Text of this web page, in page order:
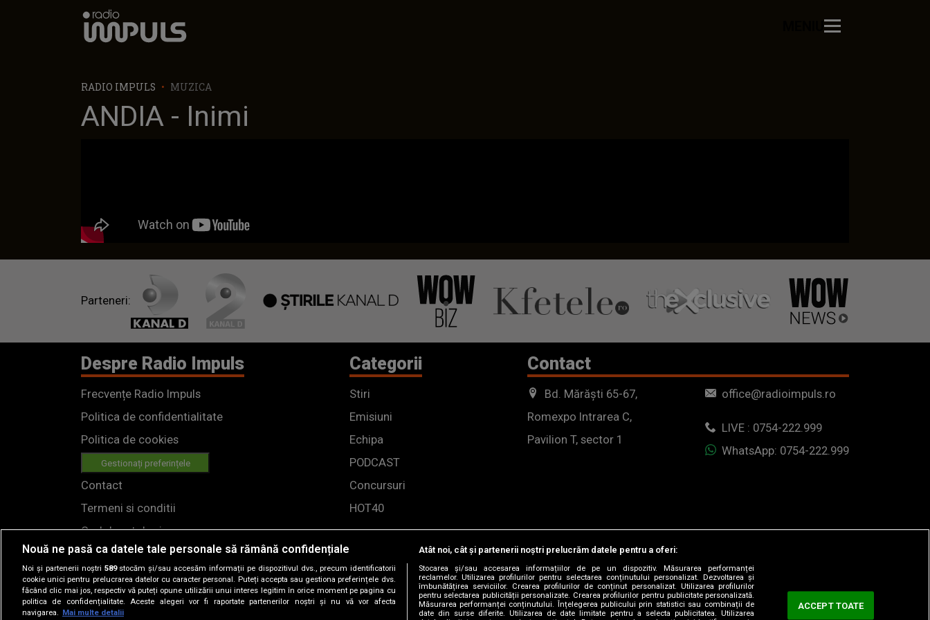
Radio Impuls
RADIO IMPULS MUZICA
ANDIA - Inimi
Parteneri:
Despre Radio Impuls
Frecvențe Radio Impuls
Politica de confidentialitate
Politica de cookies
Gestionați preferințele
Contact
Termeni si conditii
Cod deontologic
Regulamente
Categorii
Stiri
Emisiuni
Echipa
PODCAST
Concursuri
HOT40
Contact
Bd. Mărăști 65-67,
Romexpo Intrarea C,
Pavilion T, sector 1
office@radioimpuls.ro
LIVE : 0754-222.999
WhatsApp: 0754-222.999
Nouă ne pasă ca datele tale personale să rămână confidențiale
Noi și partenerii noștri 589stocăm și/sau accesăm informații pe dispozitivul dvs., precum identificatorii
cookie unici pentru prelucrarea datelor cu caracter personal. Puteți accepta sau gestiona preferințele dvs.
făcând clic mai jos, respectiv vă puteți opune utilizării unui interes legitim în orice moment pe pagina cu
politica de confidențialitate. Aceste alegeri vor fi raportate partenerilor noștri și nu vă vor afecta
navigarea.
Mai multe detalii
Atât noi, cât și partenerii noștri prelucrăm datele pentru a oferi:
Stocarea și/sau accesarea informațiilor de pe un dispozitiv. Măsurarea performanței
reclamelor. Utilizarea profilurilor pentru selectarea conținutului personalizat. Dezvoltarea și
îmbunătățirea serviciilor. Crearea profilurilor de conținut personalizat. Utilizarea profilurilor
pentru selectarea publicității personalizate. Crearea profilurilor pentru publicitate personalizată.
Măsurarea performanței conținutului. Înțelegerea publicului prin statistici sau combinații de
date din surse diferite. Utilizarea de date limitate pentru a selecta publicitatea. Utilizarea
ACCEPT TOATE